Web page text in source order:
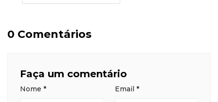
0 Comentários
Faça um comentário
Nome * Email *